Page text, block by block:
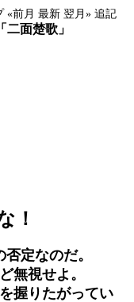
«前月 最新 翌月» 追記
面楚歌」
！
定なのだ。
無視せよ。
握りたがってい